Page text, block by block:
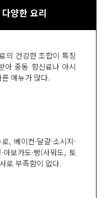
양한 요리
의 건강한 조합이 특징
아 중동 향신료나 아시
메뉴가 많다.
, 베이컨·달걀·소시지·
아보카도·빵(사워도, 토
로 부족함이 없다.